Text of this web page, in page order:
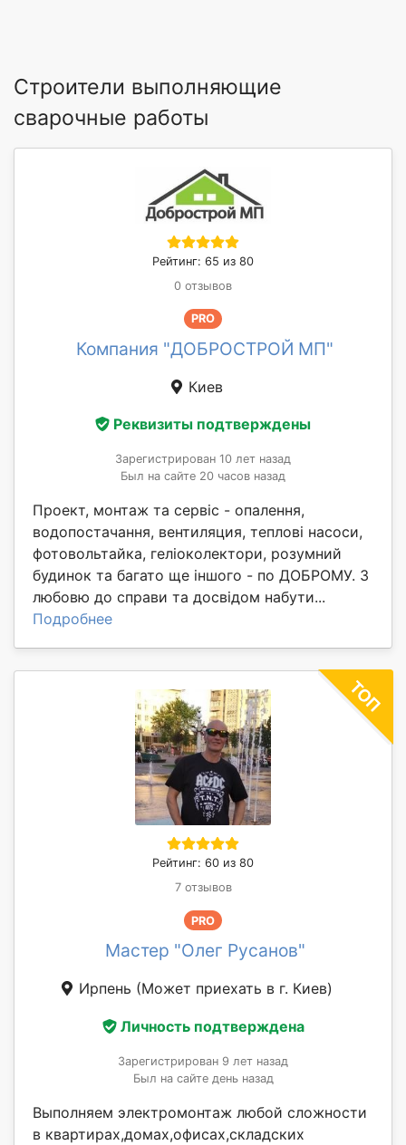
Строители выполняющие
сварочные работы
Рейтинг: 65 из 80
0 отзывов
PRO
Компания "ДОБРОСТРОЙ МП"
Киев
Реквизиты подтверждены
Зарегистрирован 10 лет назад
Был на сайте 20 часов назад
Проект, монтаж та сервіс - опалення,
водопостачання, вентиляция, теплові насоси,
фотовольтайка, геліоколектори, розумний
будинок та багато ще іншого - по ДОБРОМУ. З
любовю до справи та досвідом набути...
Подробнее
Рейтинг: 60 из 80
7 отзывов
PRO
Мастер "Олег Русанов"
Ирпень (Может приехать в г. Киев)
Личность подтверждена
Зарегистрирован 9 лет назад
Был на сайте день назад
Выполняем электромонтаж любой сложности
в квартирах,домах,офисах,складских